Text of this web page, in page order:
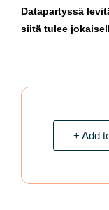
Datapartyssä
siitä tulee
+ Add